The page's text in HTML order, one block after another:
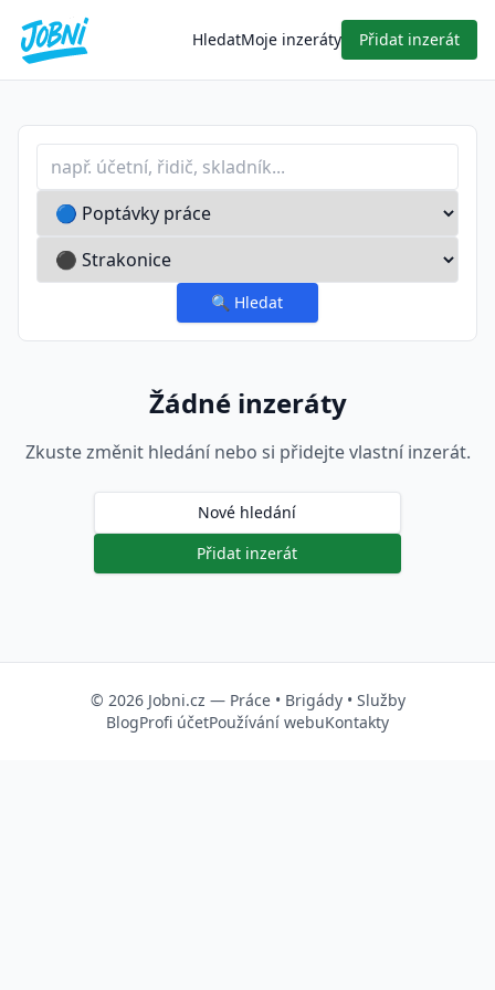
HledatMoje inzeráty Přidat inzerát
Profese nebo klíčové slovo
Typ inzerátu
Lokalita
🔍 Hledat
Žádné inzeráty
Zkuste změnit hledání nebo si přidejte vlastní inzerát.
Nové hledání
Přidat inzerát
© 2026 Jobni.cz — Práce• Brigády• Služby
BlogProfi účetPoužívání webuKontakty